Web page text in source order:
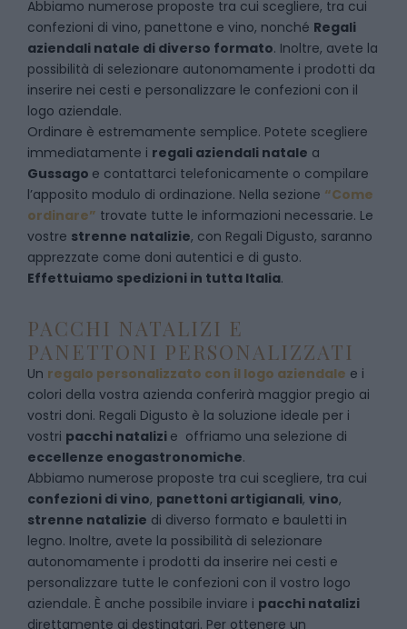
Abbiamo numerose proposte tra cui scegliere, tra cui
confezioni di vino, panettone e vino, nonché Regali
aziendali natale di diverso formato. Inoltre, avete la
possibilità di selezionare autonomamente i prodotti da
inserire nei cesti e personalizzare le confezioni con il
logo aziendale.
Ordinare è estremamente semplice. Potete scegliere
immediatamente i regali aziendali natale a
Gussago e contattarci telefonicamente o compilare
l’apposito modulo di ordinazione. Nella sezione “Come
ordinare” trovate tutte le informazioni necessarie. Le
vostre strenne natalizie, con Regali Digusto, saranno
apprezzate come doni autentici e di gusto.
Effettuiamo spedizioni in tutta Italia.
PACCHI NATALIZI E
PANETTONI PERSONALIZZATI
Un regalo personalizzato con il logo aziendale e i
colori della vostra azienda conferirà maggior pregio ai
vostri doni. Regali Digusto è la soluzione ideale per i
vostri pacchi natalizi e offriamo una selezione di
eccellenze enogastronomiche.
Abbiamo numerose proposte tra cui scegliere, tra cui
confezioni di vino, panettoni artigianali, vino,
strenne natalizie di diverso formato e bauletti in
legno. Inoltre, avete la possibilità di selezionare
autonomamente i prodotti da inserire nei cesti e
personalizzare tutte le confezioni con il vostro logo
aziendale. È anche possibile inviare i pacchi natalizi
direttamente ai destinatari. Per ottenere un